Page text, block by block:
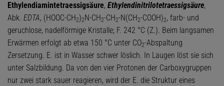
Ethylendiamintetraessigsäure, Ethylendinitrilotetraessigsäure,
Abk. EDTA, (HOOC-CH2)2N-CH2-CH2-N(CH2-COOH)2, farb- und
geruchlose, nadelförmige Kristalle; F. 242 °C (Z.). Beim langsamen
Erwärmen erfolgt ab etwa 150 °C unter CO2-Abspaltung
Zersetzung. E. ist in Wasser schwer löslich. In Laugen löst sie sich
unter Salzbildung. Da von den vier Protonen der Carboxygruppen
nur zwei stark sauer reagieren, wird der E. die Struktur eines